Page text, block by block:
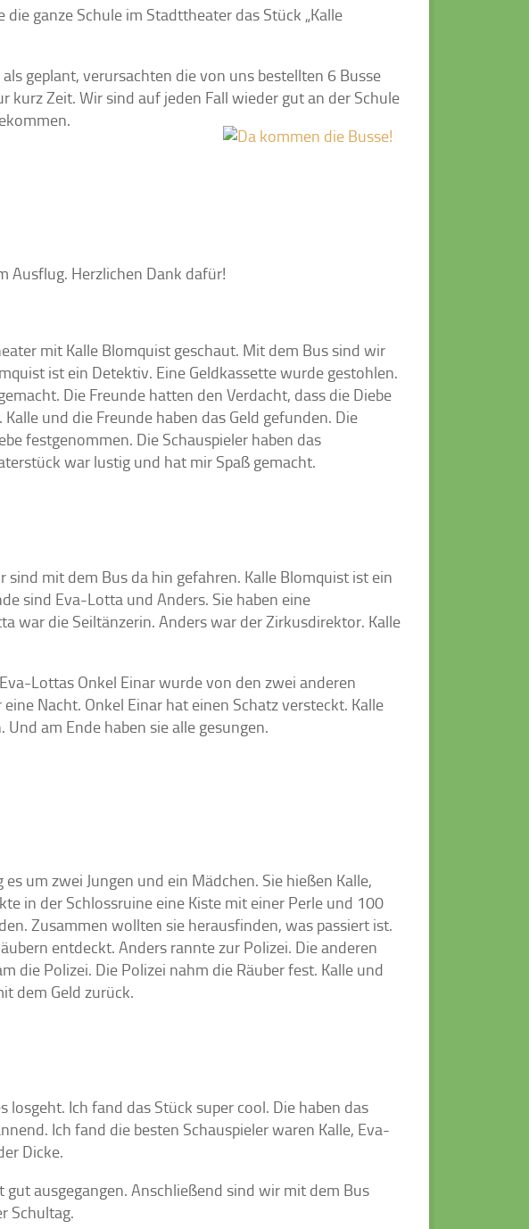
ganze Schule im Stadttheater das Stück „Kalle
geplant, verursachten die von uns bestellten 6 Busse
kurz Zeit. Wir sind auf jeden Fall wieder gut an der Schule
Ausflug. Herzlichen Dank dafür!
mit Kalle Blomquist geschaut. Mit dem Bus sind wir
ist ein Detektiv. Eine Geldkassette wurde gestohlen.
Die Freunde hatten den Verdacht, dass die Diebe
und die Freunde haben das Geld gefunden. Die
festgenommen. Die Schauspieler haben das
war lustig und hat mir Spaß gemacht.
sind mit dem Bus da hin gefahren. Kalle Blomquist ist ein
sind Eva-Lotta und Anders. Sie haben eine
war die Seiltänzerin. Anders war der Zirkusdirektor. Kalle
Lottas Onkel Einar wurde von den zwei anderen
Nacht. Onkel Einar hat einen Schatz versteckt. Kalle
am Ende haben sie alle gesungen.
um zwei Jungen und ein Mädchen. Sie hießen Kalle,
in der Schlossruine eine Kiste mit einer Perle und 100
Zusammen wollten sie herausfinden, was passiert ist.
entdeckt. Anders rannte zur Polizei. Die anderen
die Polizei. Die Polizei nahm die Räuber fest. Kalle und
dem Geld zurück.
losgeht. Ich fand das Stück super cool. Die haben das
Ich fand die besten Schauspieler waren Kalle, Eva-
Dicke.
gut ausgegangen. Anschließend sind wir mit dem Bus
Schultag.